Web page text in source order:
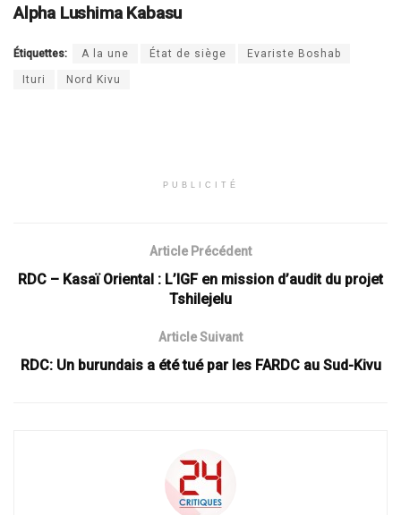
Alpha Lushima Kabasu
Étiquettes: A la une État de siège Evariste Boshab
Ituri Nord Kivu
PUBLICITÉ
Article Précédent
RDC – Kasaï Oriental : L’IGF en mission d’audit du projet
Tshilejelu
Article Suivant
RDC: Un burundais a été tué par les FARDC au Sud-Kivu